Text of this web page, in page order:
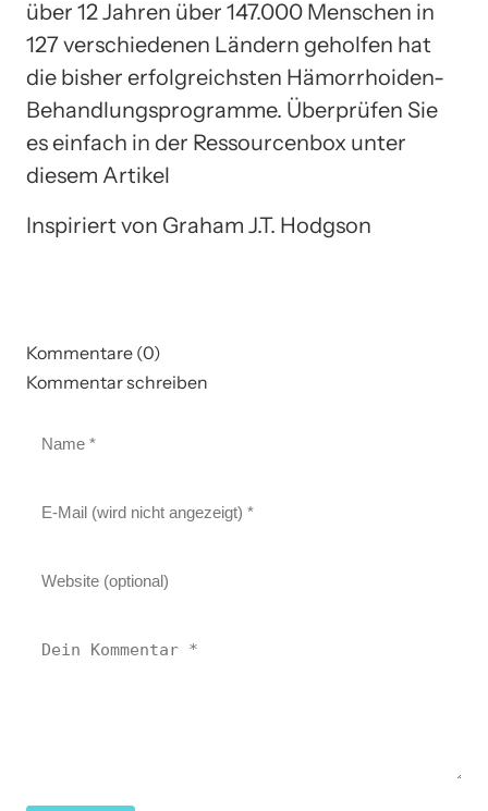
über 12 Jahren über 147.000 Menschen in
127 verschiedenen Ländern geholfen hat
die bisher erfolgreichsten Hämorrhoiden-
Behandlungsprogramme. Überprüfen Sie
es einfach in der Ressourcenbox unter
diesem Artikel
Inspiriert von Graham J.T. Hodgson
Kommentare (0)
Kommentar schreiben